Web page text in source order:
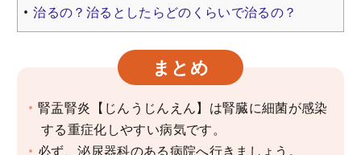
治るの？治るとしたらどのくらいで治るの？
まとめ
腎盂腎炎【じんうじんえん】は腎臓に細菌が感染
する重症化しやすい病気です。
必ず、泌尿器科のある病院へ行きましょう。